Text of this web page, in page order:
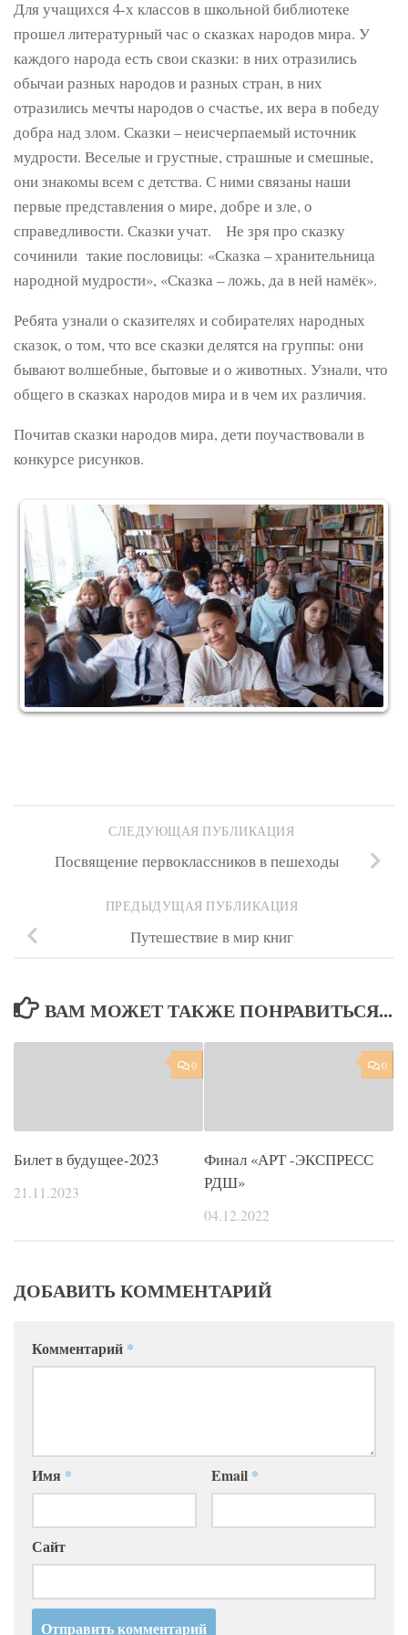
Для учащихся 4-х классов в школьной библиотеке
прошел литературный час о сказках народов мира. У
каждого народа есть свои сказки: в них отразились
обычаи разных народов и разных стран, в них
отразились мечты народов о счастье, их вера в победу
добра над злом. Сказки – неисчерпаемый источник
мудрости. Веселые и грустные, страшные и смешные,
они знакомы всем с детства. С ними связаны наши
первые представления о мире, добре и зле, о
справедливости. Сказки учат. Не зря про сказку
сочинили такие пословицы: «Сказка – хранительница
народной мудрости», «Сказка – ложь, да в ней намёк».
Ребята узнали о сказителях и собирателях народных
сказок, о том, что все сказки делятся на группы: они
бывают волшебные, бытовые и о животных. Узнали, что
общего в сказках народов мира и в чем их различия.
Почитав сказки народов мира, дети поучаствовали в
конкурсе рисунков.
СЛЕДУЮЩАЯ ПУБЛИКАЦИЯ
Посвящение первоклассников в пешеходы
ПРЕДЫДУЩАЯ ПУБЛИКАЦИЯ
Путешествие в мир книг
ВАМ МОЖЕТ ТАКЖЕ ПОНРАВИТЬСЯ...
0
Билет в будущее-2023
21.11.2023
0
Финал «АРТ -ЭКСПРЕСС
РДШ»
04.12.2022
ДОБАВИТЬ КОММЕНТАРИЙ
Комментарий *
Имя * Email *
Сайт